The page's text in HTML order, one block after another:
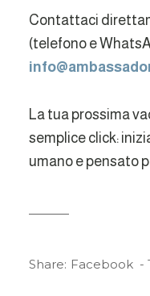
Contattaci
(telefono e
La tua prossima
semplice click:
umano e pensato
Share: Facebook